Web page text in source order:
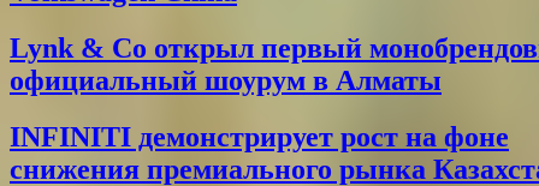
Lynk & Co открыл первый
официальный шоурум в Алматы
INFINITI демонстрирует рост на фоне
снижения премиального рынка